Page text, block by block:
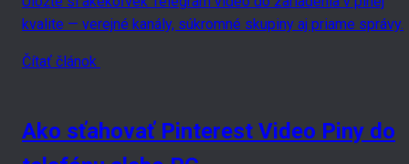
kvalite — verejné kanály, súkromné skupiny aj priame správy.
Čítať článok
Ako sťahovať Pinterest Video Piny do